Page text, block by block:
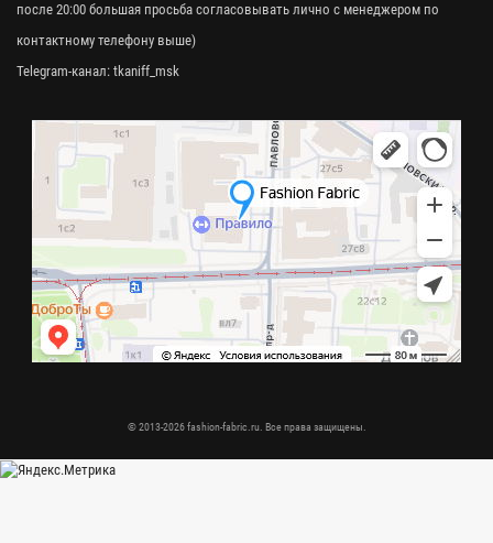
после 20:00 большая просьба согласовывать лично с менеджером по
контактному телефону выше)
Telegram-канал: tkaniff_msk
© 2013-2026 fashion-fabric.ru. Все права защищены.